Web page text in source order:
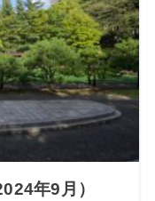
年9月）